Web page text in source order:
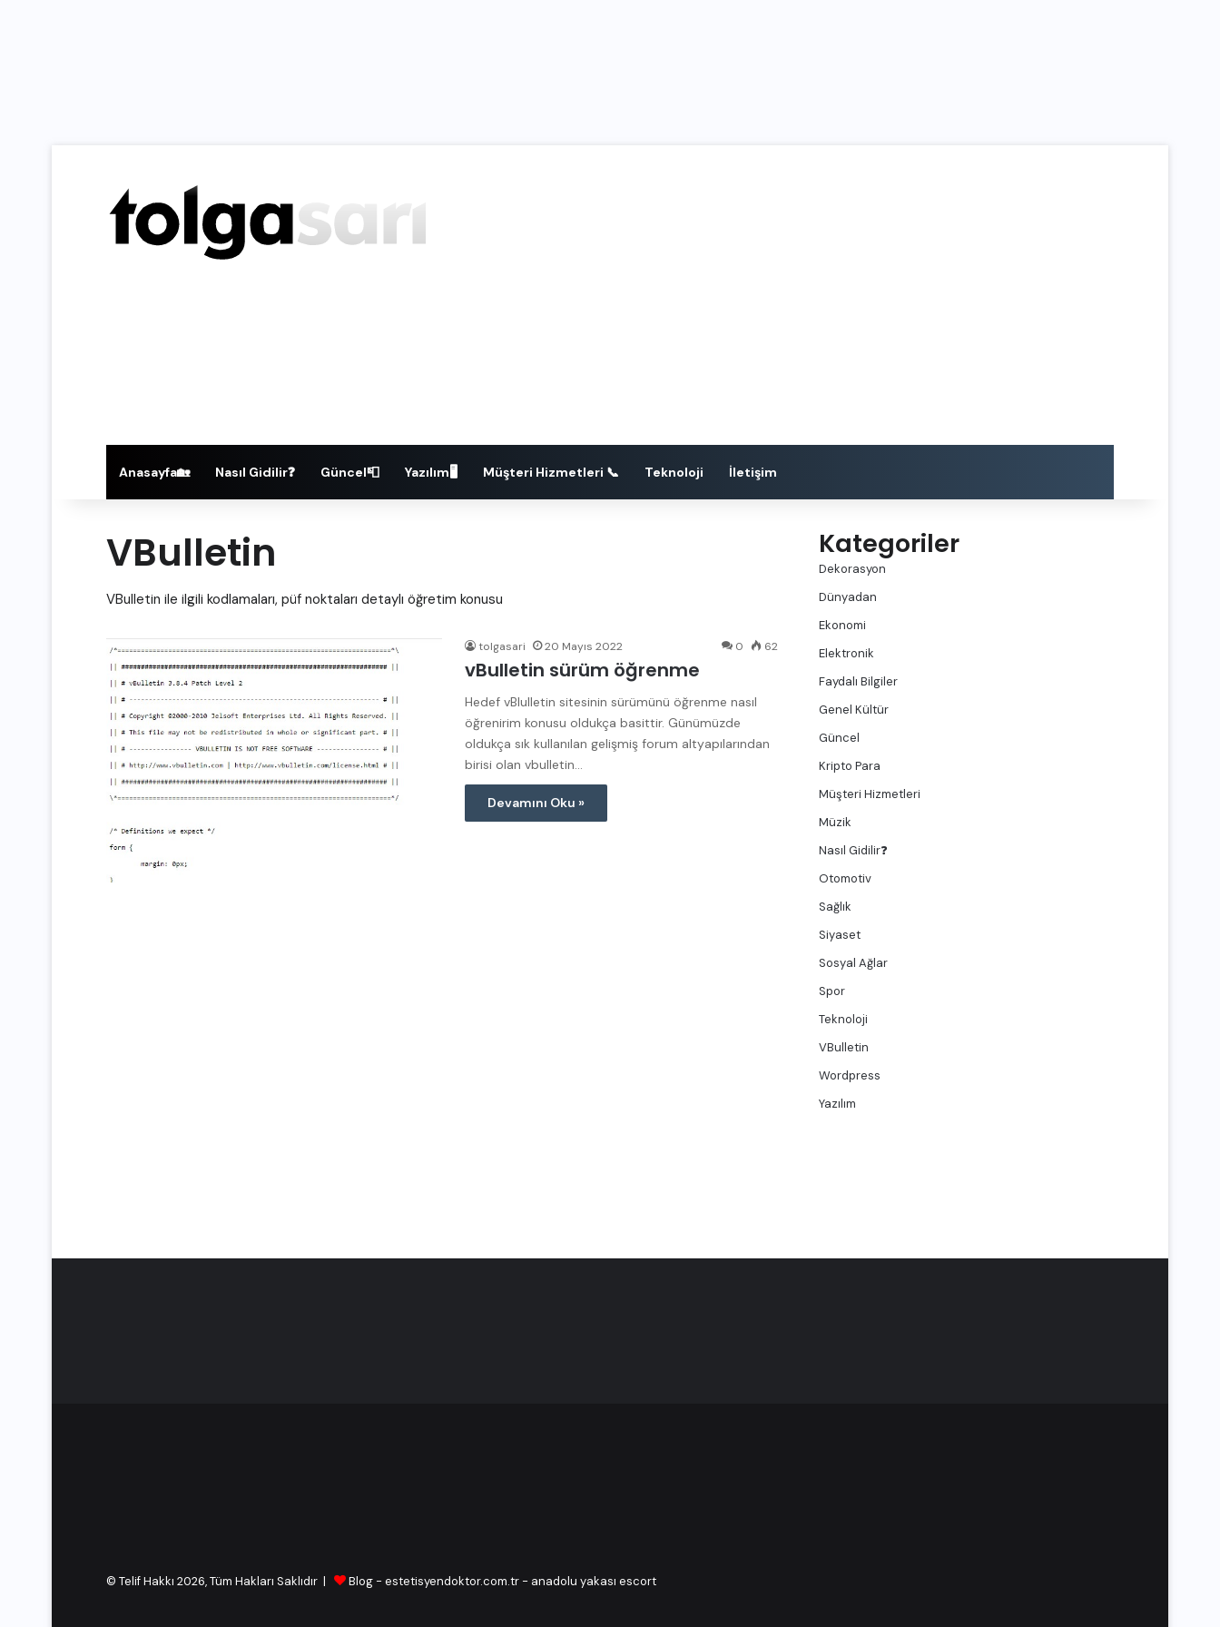
Anasayfa🏡 Nasıl Gidilir❓ Güncel📮 Yazılım🖥 Müşteri Hizmetleri 📞 Teknoloji İletişim
VBulletin
VBulletin ile ilgili kodlamaları, püf noktaları detaylı öğretim konusu
tolgasari 20 Mayıs 2022 0 62
vBulletin sürüm öğrenme
Hedef vBlulletin sitesinin sürümünü öğrenme nasıl
öğrenirim konusu oldukça basittir. Günümüzde
oldukça sık kullanılan gelişmiş forum altyapılarından
birisi olan vbulletin…
Devamını Oku »
Kategoriler
Dekorasyon
Dünyadan
Ekonomi
Elektronik
Faydalı Bilgiler
Genel Kültür
Güncel
Kripto Para
Müşteri Hizmetleri
Müzik
Nasıl Gidilir❓
Otomotiv
Sağlık
Siyaset
Sosyal Ağlar
Spor
Teknoloji
VBulletin
Wordpress
Yazılım
© Telif Hakkı 2026, Tüm Hakları Saklıdır | Blog - estetisyendoktor.com.tr - anadolu yakası escort